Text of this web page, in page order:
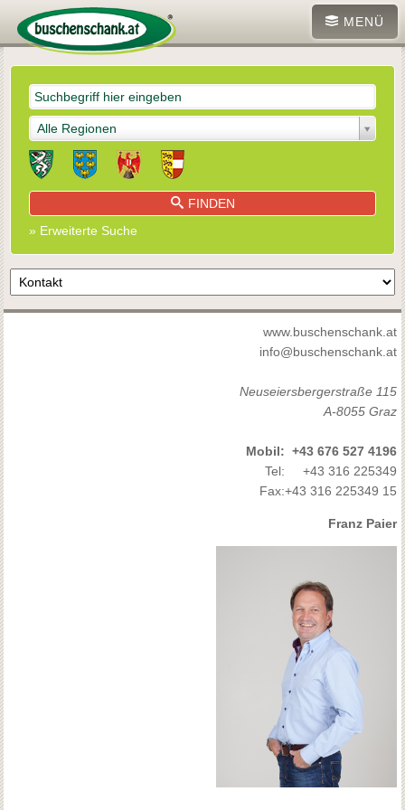
MENÜ
Alle Regionen
FINDEN
» Erweiterte Suche
www.buschenschank.at
info@buschenschank.at
Neuseiersbergerstraße 115
A-8055 Graz
Mobil: +43 676 527 4196
Tel:
+43 316 225349
Fax:+43 316 225349 15
Franz Paier